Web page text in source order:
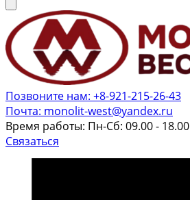
Позвоните нам: +8-921-215-26-43
Почта: monolit-west@yandex.ru
Время работы: Пн-Сб: 09.00 - 18.00
Связаться